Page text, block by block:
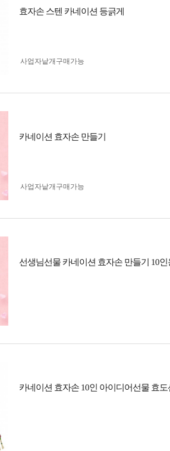
효자손 스텐 카네이션 등긁게
사업자 낱개구매가능
카네이션 효자손 만들기
사업자 낱개구매가능
선생님선물 카네이션 효자손 만들기 10인
카네이션 효자손 10인 아이디어선물 효